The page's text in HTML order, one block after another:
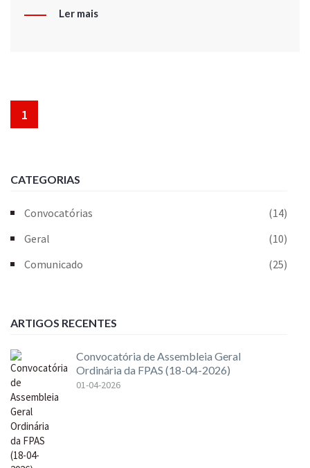
Ler mais
1
CATEGORIAS
Convocatórias
(14)
Geral
(10)
Comunicado
(25)
ARTIGOS RECENTES
Convocatória de Assembleia Geral
Ordinária da FPAS (18-04-2026)
01-04-2026